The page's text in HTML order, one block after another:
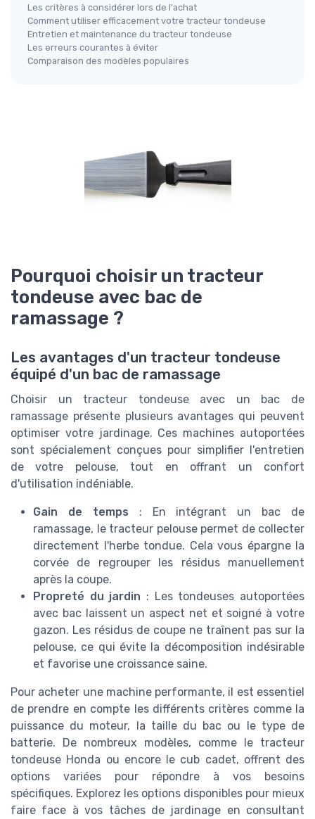
Les critères à considérer lors de l'achat
Comment utiliser efficacement votre tracteur tondeuse
Entretien et maintenance du tracteur tondeuse
Les erreurs courantes à éviter
Comparaison des modèles populaires
Pourquoi choisir un tracteur
tondeuse avec bac de
ramassage ?
Les avantages d'un tracteur tondeuse
équipé d'un bac de ramassage
Choisir un tracteur tondeuse avec un bac de
ramassage présente plusieurs avantages qui peuvent
optimiser votre jardinage. Ces machines autoportées
sont spécialement conçues pour simplifier l'entretien
de votre pelouse, tout en offrant un confort
d'utilisation indéniable.
Gain de temps : En intégrant un bac de
ramassage, le tracteur pelouse permet de collecter
directement l'herbe tondue. Cela vous épargne la
corvée de regrouper les résidus manuellement
après la coupe.
Propreté du jardin : Les tondeuses autoportées
avec bac laissent un aspect net et soigné à votre
gazon. Les résidus de coupe ne traînent pas sur la
pelouse, ce qui évite la décomposition indésirable
et favorise une croissance saine.
Pour acheter une machine performante, il est essentiel
de prendre en compte les différents critères comme la
puissance du moteur, la taille du bac ou le type de
batterie. De nombreux modèles, comme le tracteur
tondeuse Honda ou encore le cub cadet, offrent des
options variées pour répondre à vos besoins
spécifiques. Explorez les options disponibles pour mieux
faire face à vos tâches de jardinage en consultant